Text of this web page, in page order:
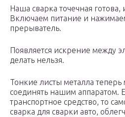
Наша сварка точечная
Включаем питание и
прерыватель.
Появляется искрение между
делать нельзя.
Тонкие листы металла
соединять нашим аппаратом.
транспортное средство, то
сварка для сварки авто,